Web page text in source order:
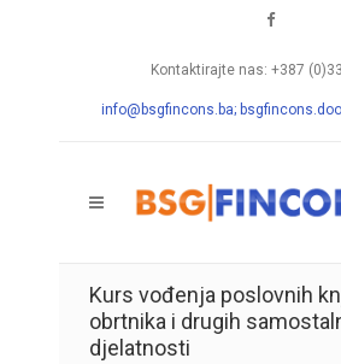
Kontaktirajte nas: +387
info@bsgfincons.ba;
Kurs vođenja poslovnih
obrtnika i drugih
djelatnosti